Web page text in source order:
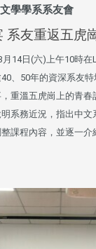
學學系系友會
系友重返五虎
14日(六)上午10時
、50年的資深系友
重溫五虎崗上的青春
系務近況，指出中
課程內容，並逐一介